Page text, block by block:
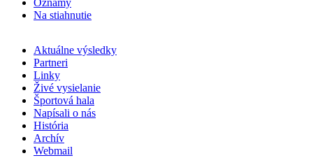
Na stiahnutie
Aktuálne výsledky
Partneri
Linky
Živé vysielanie
Športová hala
Napísali o nás
História
Archív
Webmail